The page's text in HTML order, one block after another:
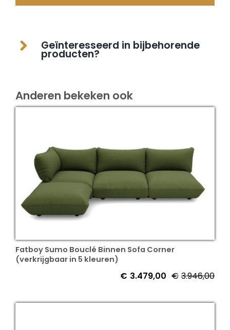
Geïnteresseerd in bijbehorende
producten?
Anderen bekeken ook
Fatboy Sumo Bouclé Binnen Sofa Corner
(verkrijgbaar in 5 kleuren)
€ 3.946,00
€ 3.479,00